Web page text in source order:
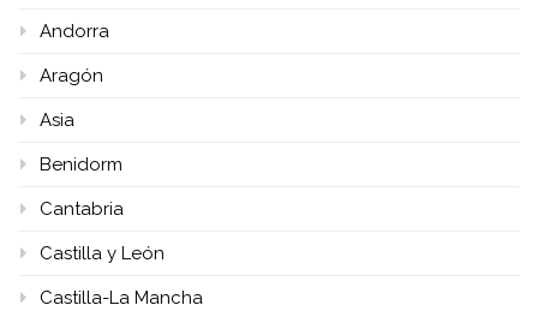
Andorra
Aragón
Asia
Benidorm
Cantabria
Castilla y León
Castilla-La Mancha